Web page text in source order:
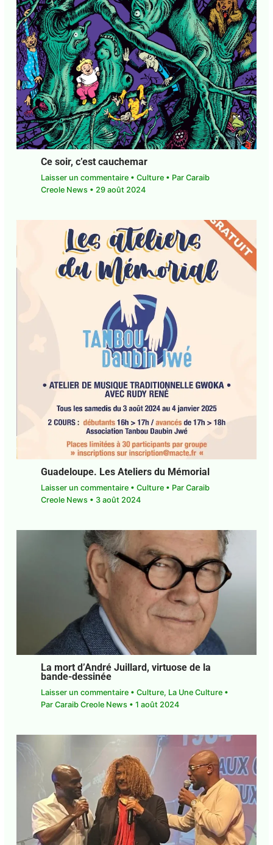
Ce soir, c’est cauchemar
Laisser un commentaire •Culture• ParCaraib
Creole News
•29 août 2024
Guadeloupe. Les Ateliers du Mémorial
Laisser un commentaire •Culture• ParCaraib
Creole News•3 août 2024
La mort d’André Juillard, virtuose de la
bande-dessinée
Laisser un commentaire • Culture
La Une Culture